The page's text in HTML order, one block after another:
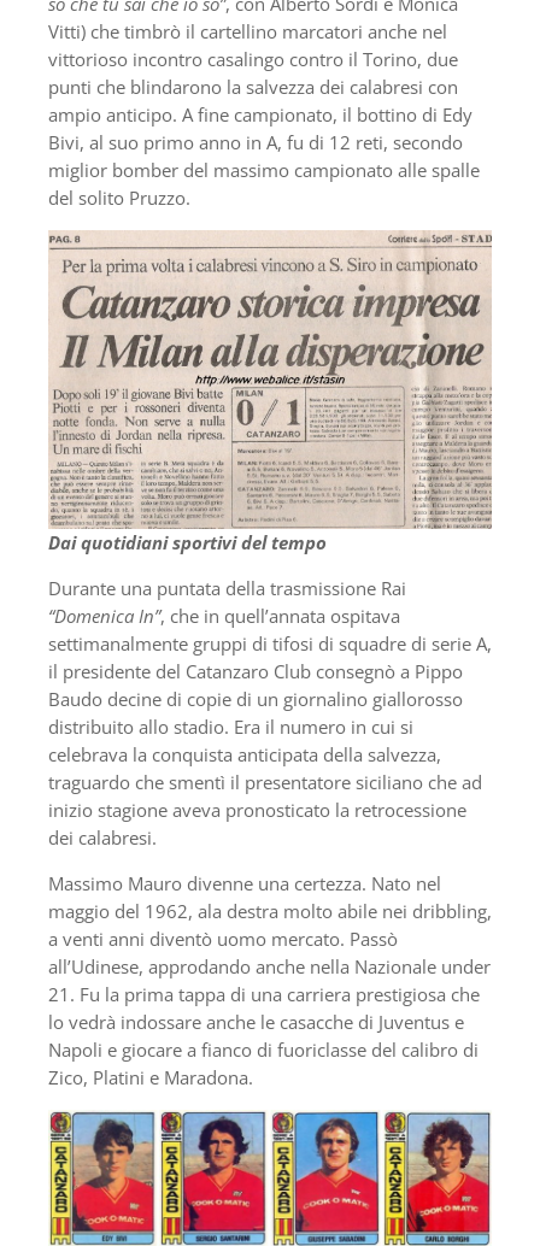
Vitti) che timbrò il cartellino marcatori anche nel
vittorioso incontro casalingo contro il Torino, due
punti che blindarono la salvezza dei calabresi con
ampio anticipo. A fine campionato, il bottino di Edy
Bivi, al suo primo anno in A, fu di 12 reti, secondo
miglior bomber del massimo campionato alle spalle
del solito Pruzzo.
Dai quotidiani sportivi del tempo
Durante una puntata della trasmissione Rai
“Domenica In”, che in quell’annata ospitava
settimanalmente gruppi di tifosi di squadre di serie A,
il presidente del Catanzaro Club consegnò a Pippo
Baudo decine di copie di un giornalino giallorosso
distribuito allo stadio. Era il numero in cui si
celebrava la conquista anticipata della salvezza,
traguardo che smentì il presentatore siciliano che ad
inizio stagione aveva pronosticato la retrocessione
dei calabresi.
Massimo Mauro divenne una certezza. Nato nel
maggio del 1962, ala destra molto abile nei dribbling,
a venti anni diventò uomo mercato. Passò
all’Udinese, approdando anche nella Nazionale under
21. Fu la prima tappa di una carriera prestigiosa che
lo vedrà indossare anche le casacche di Juventus e
Napoli e giocare a fianco di fuoriclasse del calibro di
Zico, Platini e Maradona.